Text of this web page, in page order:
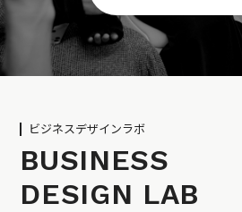
ビジネスデザインラボ
BUSINESS
DESIGN LAB